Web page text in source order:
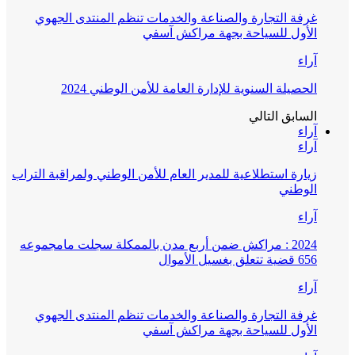
غرفة التجارة والصناعة والخدمات تنظم المنتدى الجهوي
الأول للسياحة بجهة مراكش آسفي
آراء
الحصيلة السنوية للإدارة العامة للأمن الوطني 2024
السابق التالي
آراء
آراء
زيارة استطلاعية للمدير العام للأمن الوطني ولمراقبة التراب
الوطني
آراء
2024 : مراكش ضمن أربع مدن بالممكلة سجلت مامجموعه
656 قضية تتعلق بغسيل الأموال
آراء
غرفة التجارة والصناعة والخدمات تنظم المنتدى الجهوي
الأول للسياحة بجهة مراكش آسفي